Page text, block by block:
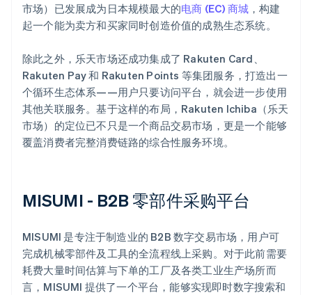
市场）已发展成为日本规模最大的电商 (EC) 商城 ，构建
起一个能为卖方和买家同时创造价值的成熟生态系统。
除此之外，乐天市场还成功集成了 Rakuten Card、
Rakuten Pay 和 Rakuten Points 等集团服务，打造出一
个循环生态体系——用户只要访问平台，就会进一步使用
其他关联服务。基于这样的布局，Rakuten Ichiba（乐天
市场）的定位已不只是一个商品交易市场，更是一个能够
覆盖消费者完整消费链路的综合性服务环境。
MISUMI - B2B 零部件采购平台
MISUMI 是专注于制造业的 B2B 数字交易市场，用户可
完成机械零部件及工具的全流程线上采购。对于此前需要
耗费大量时间估算与下单的工厂及各类工业生产场所而
言，MISUMI 提供了一个平台，能够实现即时数字搜索和